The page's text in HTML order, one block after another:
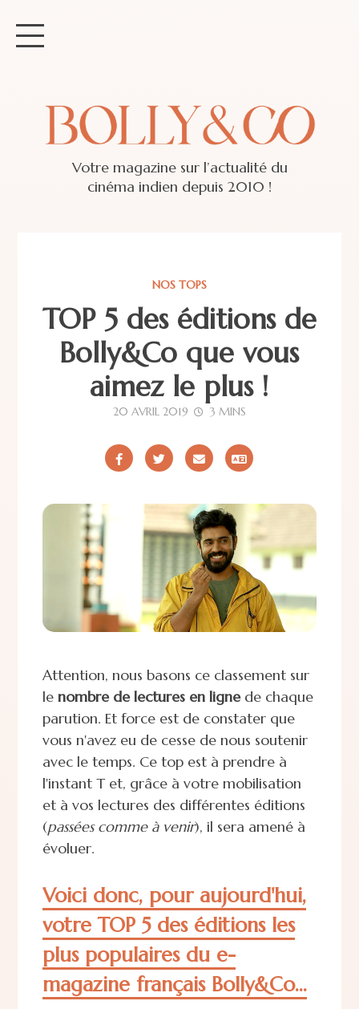
Votre magazine sur l’actualité du
cinéma indien depuis 2010 !
NOS TOPS
TOP 5 des éditions de
Bolly&Co que vous
aimez le plus !
20 AVRIL 2019 3 MINS
Attention, nous basons ce classement sur
le nombre de lectures en lignede chaque
parution. Et force est de constater que
vous n'avez eu de cesse de nous soutenir
avec le temps. Ce top est à prendre à
l'instant T et, grâce à votre mobilisation
et à vos lectures des différentes éditions
(passées comme à venir), il sera amené à
évoluer.
Voici donc, pour aujourd'hui,
votre TOP 5 des éditions les
plus populaires du e-
magazine français Bolly&Co...